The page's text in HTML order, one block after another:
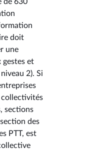
doit
une
et
2). Si
collectivités
sections
des
PTT, est